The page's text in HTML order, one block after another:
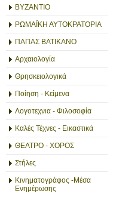
ΒΥΖΑΝΤΙΟ
ΡΩΜΑΪΚΗ ΑΥΤΟΚΡΑΤΟΡΙΑ
ΠΑΠΑΣ ΒΑΤΙΚΑΝΟ
Αρχαιολογία
Θρησκειολογικά
Ποίηση - Κείμενα
Λογοτεχνια - Φιλοσοφία
Καλές Τέχνες - Εικαστικά
ΘΕΑΤΡΟ - ΧΟΡΟΣ
Στήλες
Κινηματογράφος -Μέσα
Ενημέρωσης